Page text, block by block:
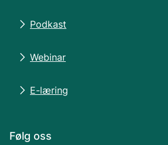
Podkast
Webinar
E-læring
Følg oss